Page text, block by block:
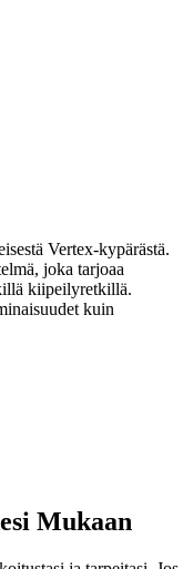
Vertex-kypärästä.
joka tarjoaa
kiipeilyretkillä.
kuin
Mukaan